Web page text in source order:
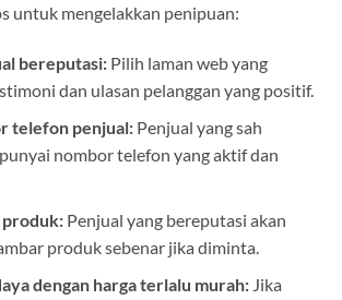
untuk mengelakkan penipuan:
bereputasi:Pilih laman web yang
dan ulasan pelanggan yang positif.
telefon penjual:Penjual yang sah
nombor telefon yang aktif dan
produk:Penjual yang bereputasi akan
produk sebenar jika diminta.
dengan harga terlalu murah:Jika